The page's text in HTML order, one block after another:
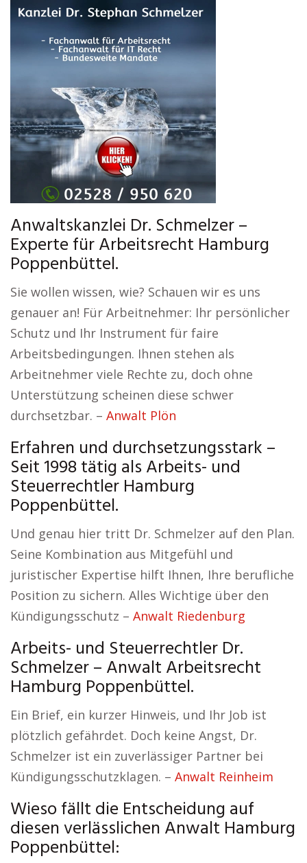
Anwaltskanzlei Dr. Schmelzer –
Experte für Arbeitsrecht Hamburg
Poppenbüttel.
Sie wollen wissen, wie? Schauen wir es uns
genauer an! Für Arbeitnehmer: Ihr persönlicher
Schutz und Ihr Instrument für faire
Arbeitsbedingungen. Ihnen stehen als
Arbeitnehmer viele Rechte zu, doch ohne
Unterstützung scheinen diese schwer
durchsetzbar. – Anwalt Plön
Erfahren und durchsetzungsstark –
Seit 1998 tätig als Arbeits- und
Steuerrechtler Hamburg
Poppenbüttel.
Und genau hier tritt Dr. Schmelzer auf den Plan.
Seine Kombination aus Mitgefühl und
juristischer Expertise hilft Ihnen, Ihre berufliche
Position zu sichern. Alles Wichtige über den
Kündigungsschutz – Anwalt Riedenburg
Arbeits- und Steuerrechtler Dr.
Schmelzer – Anwalt Arbeitsrecht
Hamburg Poppenbüttel.
Ein Brief, ein kurzer Hinweis, und Ihr Job ist
plötzlich gefährdet. Doch keine Angst, Dr.
Schmelzer ist ein zuverlässiger Partner bei
Kündigungsschutzklagen. – Anwalt Reinheim
Wieso fällt die Entscheidung auf
diesen verlässlichen Anwalt Hamburg
Poppenbüttel: